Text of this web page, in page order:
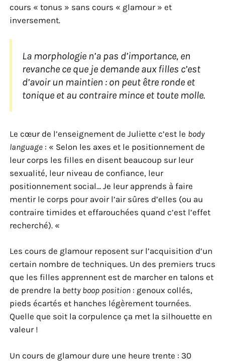
cours « tonus » sans cours « glamour » et
inversement.
La morphologie n’a pas d’importance, en
revanche ce que je demande aux filles c’est
d’avoir un maintien : on peut être ronde et
tonique et au contraire mince et toute molle.
Le cœur de l’enseignement de Juliette c’est le body
language : « Selon les axes et le positionnement de
leur corps les filles en disent beaucoup sur leur
sexualité, leur niveau de confiance, leur
positionnement social… Je leur apprends à faire
mentir le corps pour avoir l’air sûres d’elles (ou au
contraire timides et effarouchées quand c’est l’effet
recherché). «
Les cours de glamour reposent sur l’acquisition d’un
certain nombre de techniques. Un des premiers trucs
que les filles apprennent est de marcher en talons et
de prendre la betty boop position : genoux collés,
pieds écartés et hanches légèrement tournées.
Quelle que soit la corpulence ça met la silhouette en
valeur !
Un cours de glamour dure une heure trente : 30